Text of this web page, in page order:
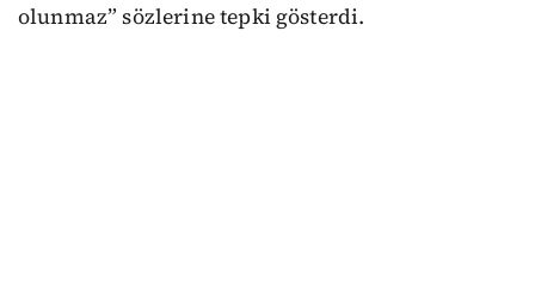
olunmaz” sözlerine tepki gösterdi.